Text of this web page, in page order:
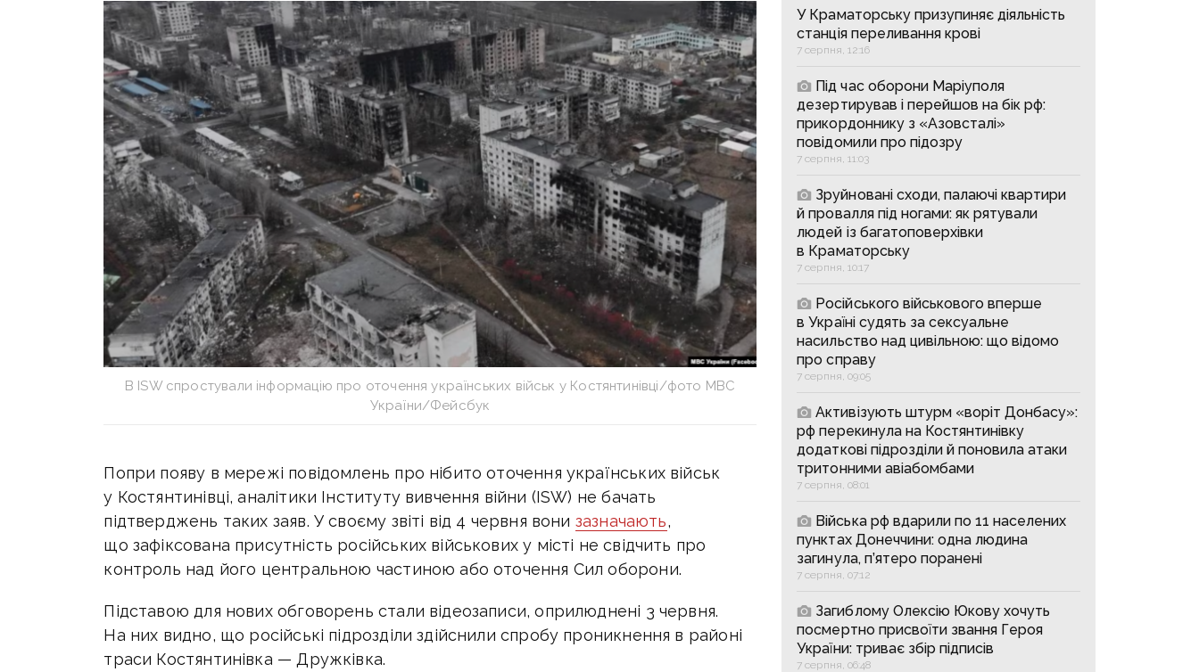
В ISW спростували інформацію про оточення українських військ у Костянтинівці/фото МВС
України/Фейсбук
Попри появу в мережі повідомлень про нібито оточення українських військ
у Костянтинівці, аналітики Інституту вивчення війни (ISW) не бачать
підтверджень таких заяв. У своєму звіті від 4 червня вони зазначають,
що зафіксована присутність російських військових у місті не свідчить про
контроль над його центральною частиною або оточення Сил оборони.
Підставою для нових обговорень стали відеозаписи, оприлюднені 3 червня.
На них видно, що російські підрозділи здійснили спробу проникнення в районі
траси Костянтинівка — Дружківка.
У Краматорську призупиняє діяльність
станція переливання крові
7 серпня, 12:16
Під час оборони Маріуполя
дезертирував і перейшов на бік рф:
прикордоннику з «Азовсталі»
повідомили про підозру
7 серпня, 11:03
Зруйновані сходи, палаючі квартири
й провалля під ногами: як рятували
людей із багатоповерхівки
в Краматорську
7 серпня, 10:17
Російського військового вперше
в Україні судять за сексуальне
насильство над цивільною: що відомо
про справу
7 серпня, 09:05
Активізують штурм «воріт Донбасу»:
рф перекинула на Костянтинівку
додаткові підрозділи й поновила атаки
тритонними авіабомбами
7 серпня, 08:01
Війська рф вдарили по 11 населених
пунктах Донеччини: одна людина
загинула, п’ятеро поранені
7 серпня, 07:12
Загиблому Олексію Юкову хочуть
посмертно присвоїти звання Героя
України: триває збір підписів
7 серпня, 06:48